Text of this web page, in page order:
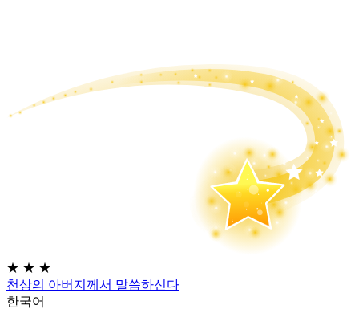
★ ★ ★
천상의 아버지께서 말씀하신다
한국어